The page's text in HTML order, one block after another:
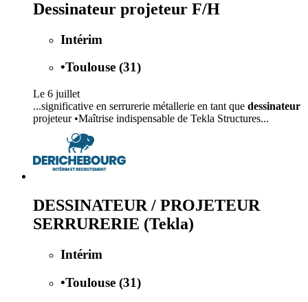
Dessinateur projeteur F/H
Intérim
•Toulouse (31)
Le 6 juillet
...significative en serrurerie métallerie en tant que dessinateur
projeteur •Maîtrise indispensable de Tekla Structures...
DESSINATEUR / PROJETEUR
SERRURERIE (Tekla)
Intérim
•Toulouse (31)